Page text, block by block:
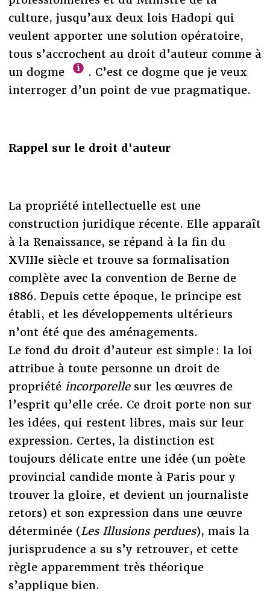
culture, jusqu’aux deux lois Hadopi qui
veulent apporter une solution opératoire,
tous s’accrochent au droit d’auteur comme à
un dogme
. C’est ce dogme que je veux
interroger d’un point de vue pragmatique.
Rappel sur le droit d'auteur
La propriété intellectuelle est une
construction juridique récente. Elle apparaît
à la Renaissance, se répand à la fin du
XVIIIe siècle et trouve sa formalisation
complète avec la convention de Berne de
1886. Depuis cette époque, le principe est
établi, et les développements ultérieurs
n’ont été que des aménagements.
Le fond du droit d’auteur est simple : la loi
attribue à toute personne un droit de
propriété incorporellesur les œuvres de
l’esprit qu’elle crée. Ce droit porte non sur
les idées, qui restent libres, mais sur leur
expression. Certes, la distinction est
toujours délicate entre une idée (un poète
provincial candide monte à Paris pour y
trouver la gloire, et devient un journaliste
retors) et son expression dans une œuvre
déterminée (Les Illusions perdues), mais la
jurisprudence a su s’y retrouver, et cette
règle apparemment très théorique
s’applique bien.